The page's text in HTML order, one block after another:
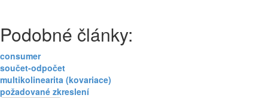
Podobné články:
consumer
součet-odpočet
multikolinearita (kovariace)
požadované zkreslení